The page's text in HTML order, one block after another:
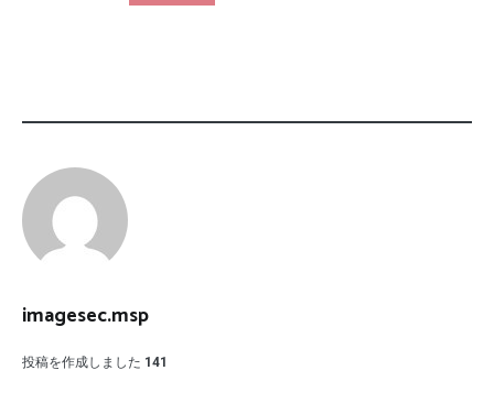
imagesec.msp
投稿を作成しました 141